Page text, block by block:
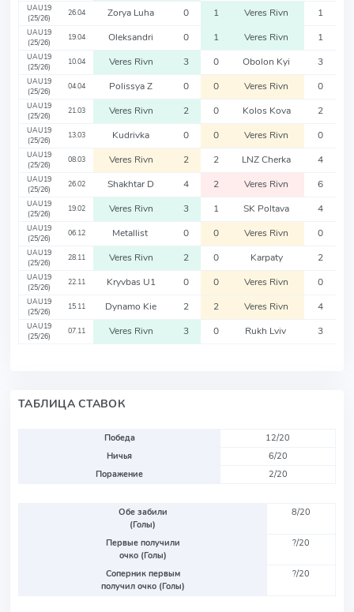
UAU19
(25/26)
26.04 Zorya Luha 0 1 Veres Rivn 1
UAU19
(25/26)
19.04 Oleksandri 0 1 Veres Rivn 1
UAU19
(25/26)
10.04 Veres Rivn 3 0 Obolon Kyi 3
UAU19
(25/26)
04.04 Polissya Z 0 0 Veres Rivn 0
UAU19
(25/26)
21.03 Veres Rivn 2 0 Kolos Kova 2
UAU19
(25/26)
13.03 Kudrivka 0 0 Veres Rivn 0
UAU19
(25/26)
08.03 Veres Rivn 2 2 LNZ Cherka 4
UAU19
(25/26)
26.02 Shakhtar D 4 2 Veres Rivn 6
UAU19
(25/26)
19.02 Veres Rivn 3 1 SK Poltava 4
UAU19
(25/26)
06.12 Metallist 0 0 Veres Rivn 0
UAU19
(25/26)
28.11 Veres Rivn 2 0 Karpaty 2
UAU19
(25/26)
22.11 Kryvbas U1 0 0 Veres Rivn 0
UAU19
(25/26)
15.11 Dynamo Kie 2 2 Veres Rivn 4
UAU19
(25/26)
07.11 Veres Rivn 3 0 Rukh Lviv 3
ТАБЛИЦА СТАВОК
Победа
12/20
Ничья
6/20
Поражение
2/20
Обе забили
(Голы)
8/20
Первые получили
очко (Голы)
?/20
Соперник первым
получил очко (Голы)
?/20